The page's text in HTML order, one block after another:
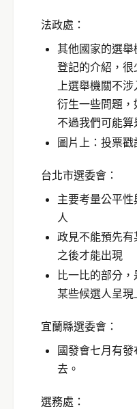
法政處：
其他國家的選
登記的介紹，
上選舉機關不
衍生一些問題，
不過我們可能算
圖片上：投票戳
台北市選委會：
主要考量公平
人
政見不能預先
之後才能出現
比一比的部分
某些候選人呈
宜蘭縣選委會：
國發會七月有
去。
選務處：